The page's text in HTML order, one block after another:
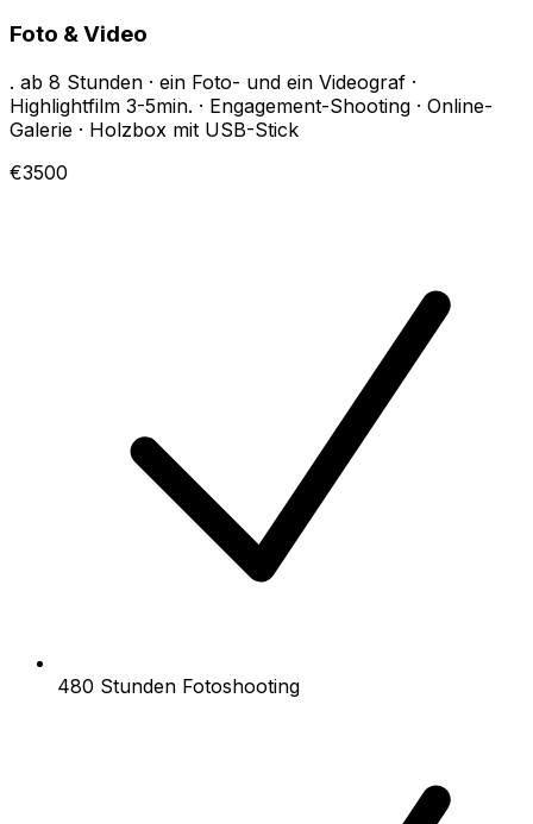
Foto & Video
. ab 8 Stunden · ein Foto- und ein Videograf ·
Highlightfilm 3-5min. · Engagement-Shooting · Online-
Galerie · Holzbox mit USB-Stick
€3500
480 Stunden Fotoshooting